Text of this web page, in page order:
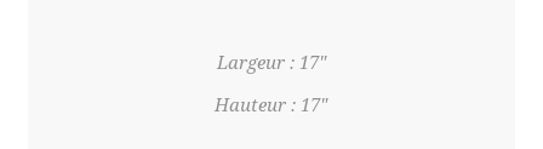
Largeur : 17"
Hauteur : 17"